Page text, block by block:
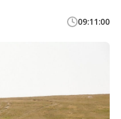
09:11:00